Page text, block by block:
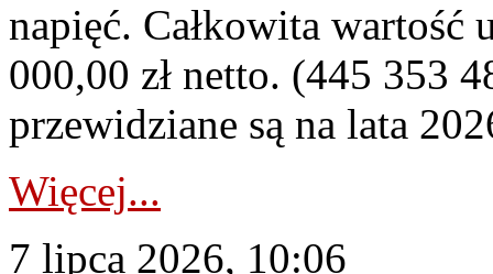
napięć. Całkowita
000,00 zł netto. (445 353
przewidziane są na lata
Więcej...
7 lipca 2026, 10:06